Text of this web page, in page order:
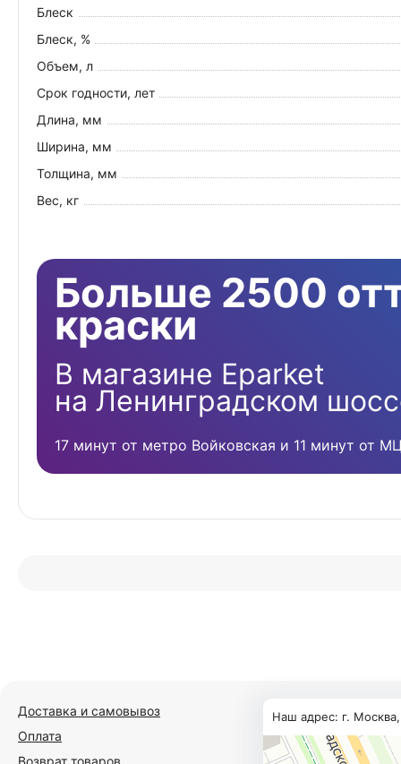
Блеск
Блеск, %
Объем, л
Срок годности, лет
Длина, мм
Ширина, мм
Толщина, мм
Вес, кг
Больше 2500
краски
В магазине Eparket
на Ленинградском
17 минут от метро Войковская и 11 минут от
Доставка и самовывоз
Оплата
Возврат товаров
Наш адрес: г.